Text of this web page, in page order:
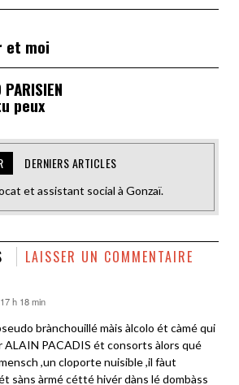
et moi
PARISIEN
peux
DERNIERS ARTICLES
et assistant social à Gonzaï.
LAISSER UN COMMENTAIRE
h 18 min
brànchouillé màis àlcolo ét càmé qui
ALAIN PACADIS ét consorts àlors qué
,un cloporte nuisible ,il fàut
sàns àrmé cétté hivér dàns lé dombàss